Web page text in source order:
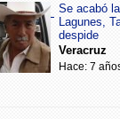
Se acabó
Lagunes,
despide
Veracruz
Hace: 7